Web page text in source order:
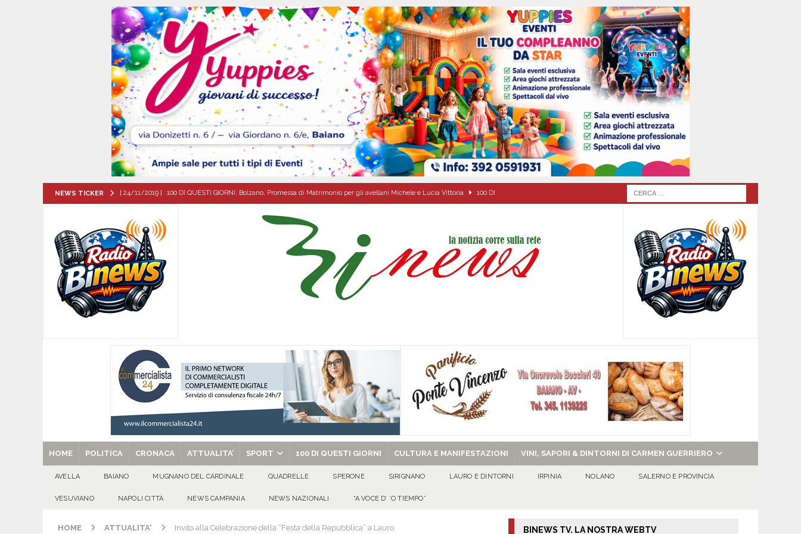
NEWS TICKER [ 24/11/2019 ] 100 DI QUESTI GIORNI. Bolzano, Promessa di Matrimonio per gli avellani Michele e Lucia Vittoria 100 DI
[ 07/08/2026 ] Casino senza KYC: cosa sono e come funzionano in Italia CULTURA E MANIFESTAZIONI
[ 07/08/2026 ] Mugnano del Cardinale, il cammino della fede: il triduo di Santa Filomena tra le strade del paese
ATTUALITA'
[ 07/08/2026 ] Forza Italia apre la stagione del congresso in Campania: obiettivo consolidare la crescita e preparare le prossime
sfide
[ 07/08/2026 ] Portici, trovati senza vita in casa un uomo e una donna: aperta un’indagine
[ 29/08/2025 ] SANT’Oggi. Venerdì 29 agosto la chiesa celebra il Martirio di san Giovanni Battista e santa Sabina EVIDENZA
HOME POLITICA CRONACA ATTUALITA’ SPORT 100 DI QUESTI GIORNI CULTURA E MANIFESTAZIONI VINI, SAPORI & DINTORNI DI CARMEN GUERRIERO
AVELLA BAIANO MUGNANO DEL CARDINALE QUADRELLE SPERONE SIRIGNANO LAURO E DINTORNI IRPINIA NOLANO SALERNO E PROVINCIA
VESUVIANO NAPOLI CITTÀ NEWS CAMPANIA NEWS NAZIONALI “A VOCE D’ ‘O TIEMPO”
HOME ATTUALITA' Invito alla Celebrazione della “Festa della Repubblica” a Lauro BINEWS TV. LA NOSTRA WEBTV